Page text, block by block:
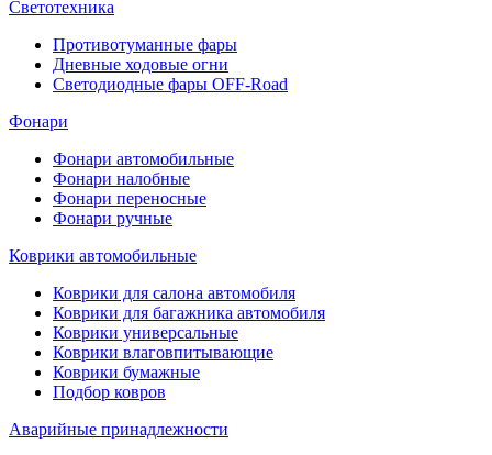
Светотехника
Противотуманные фары
Дневные ходовые огни
Светодиодные фары OFF-Road
Фонари
Фонари автомобильные
Фонари налобные
Фонари переносные
Фонари ручные
Коврики автомобильные
Коврики для салона автомобиля
Коврики для багажника автомобиля
Коврики универсальные
Коврики влаговпитывающие
Коврики бумажные
Подбор ковров
Аварийные принадлежности